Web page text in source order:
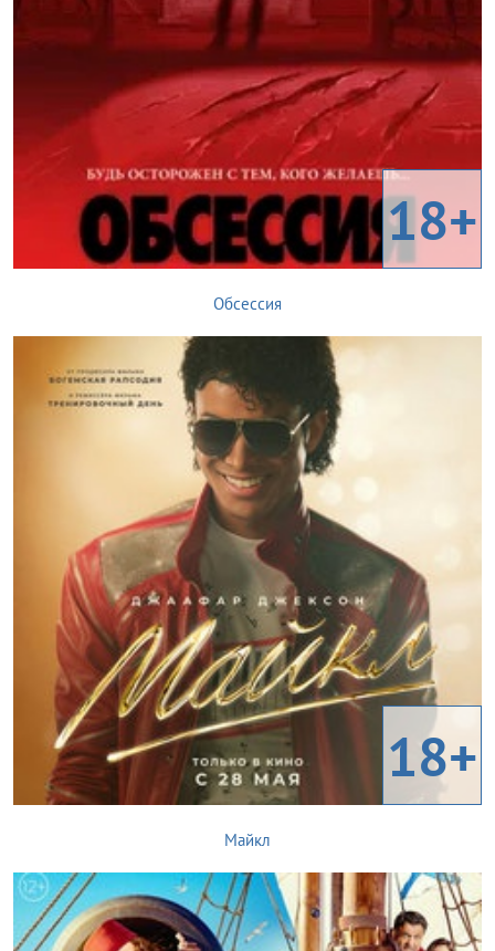
18+
Обсессия
18+
Майкл